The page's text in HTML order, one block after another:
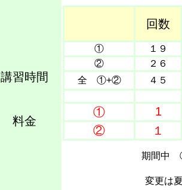
講習時間
料金
回数
①
１９
②
２６
全 ①+②
４５
①
1
②
１
期間
変更は